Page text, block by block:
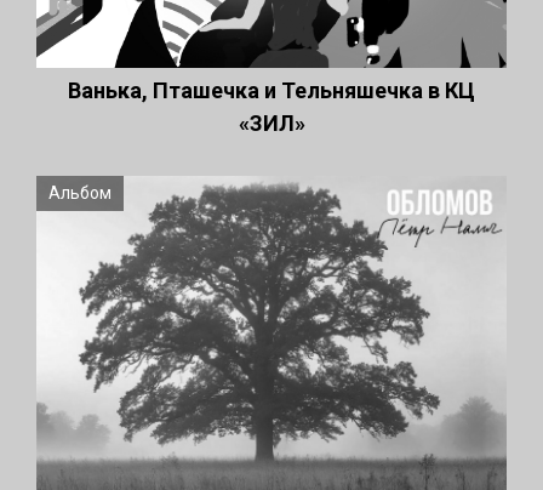
Ванька, Пташечка и Тельняшечка в КЦ
«ЗИЛ»
Альбом